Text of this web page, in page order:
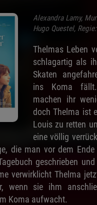
Alexandra Lamy,
Hugo Questel,
Thelmas Leben
schlagartig als
Skaten
ins Koma
machen ihr
doch Thelma ist
Louis zu retten
eine völlig
die man vor dem
geschrieben
verwirklicht Thelma
wenn sie ihm
Koma aufwacht.